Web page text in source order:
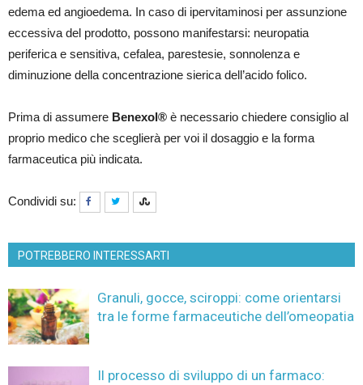
edema ed angioedema. In caso di ipervitaminosi per assunzione
eccessiva del prodotto, possono manifestarsi: neuropatia
periferica e sensitiva, cefalea, parestesie, sonnolenza e
diminuzione della concentrazione sierica dell’acido folico.
Prima di assumere Benexol® è necessario chiedere consiglio al
proprio medico che sceglierà per voi il dosaggio e la forma
farmaceutica più indicata.
Condividi su:
POTREBBERO INTERESSARTI
Granuli, gocce, sciroppi: come orientarsi
tra le forme farmaceutiche dell’omeopatia
Il processo di sviluppo di un farmaco: